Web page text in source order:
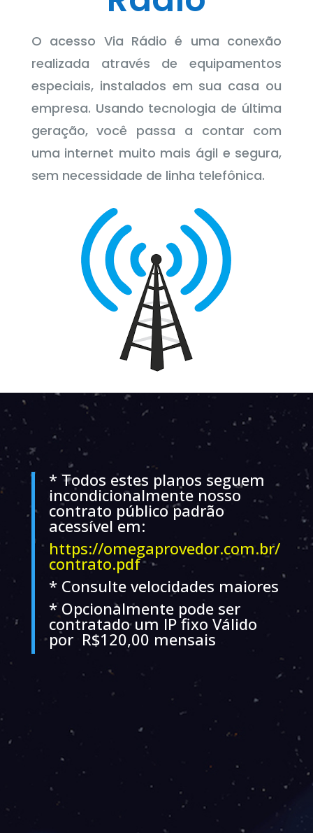
O acesso Via Rádio é uma conexão
realizada através de equipamentos
especiais, instalados em sua casa ou
empresa. Usando tecnologia de última
geração, você passa a contar com
uma internet muito mais ágil e segura,
sem necessidade de linha telefônica.
* Todos estes planos seguem
incondicionalmente nosso
contrato público padrão
acessível em:
https://omegaprovedor.com.br/
contrato.pdf
* Consulte velocidades maiores
* Opcionalmente pode ser
contratado um IP fixo Válido
por R$120,00 mensais
Para Residências - Rádio
15 Mb